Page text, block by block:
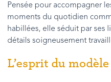
Pensée pour accompagner
moments du quotidien
habillées, elle séduit par ses
détails soigneusement
L’esprit du modèle